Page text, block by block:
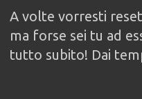
A volte vorresti
ma forse sei tu ad
tutto subito! Dai